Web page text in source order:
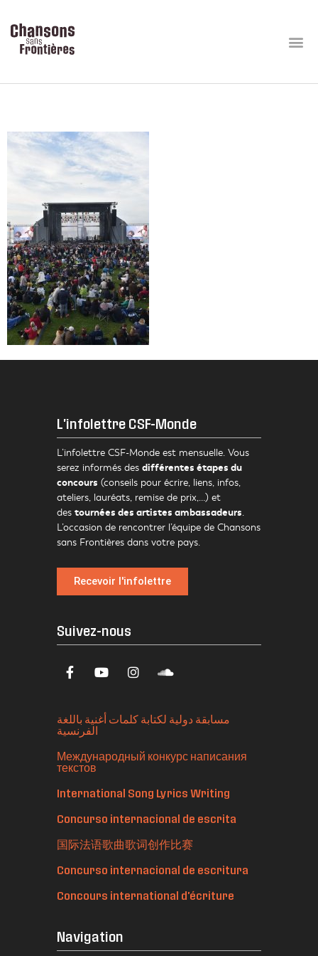
L'infolettre CSF-Monde
L’infolettre CSF-Monde est mensuelle. Vous
serez informés des différentes étapes du
concours (conseils pour écrire, liens, infos,
ateliers, lauréats, remise de prix,…) et
des tournées des artistes ambassadeurs.
L’occasion de rencontrer l’équipe de Chansons
sans Frontières dans votre pays.
Recevoir l'infolettre
Suivez-nous
مسابقة دولية لكتابة كلمات أغنية باللغة
الفرنسية
Международный конкурс написания
текстов
International Song Lyrics Writing
Concurso internacional de escrita
国际法语歌曲歌词创作比赛
Concurso internacional de escritura
Concours international d'écriture
Navigation